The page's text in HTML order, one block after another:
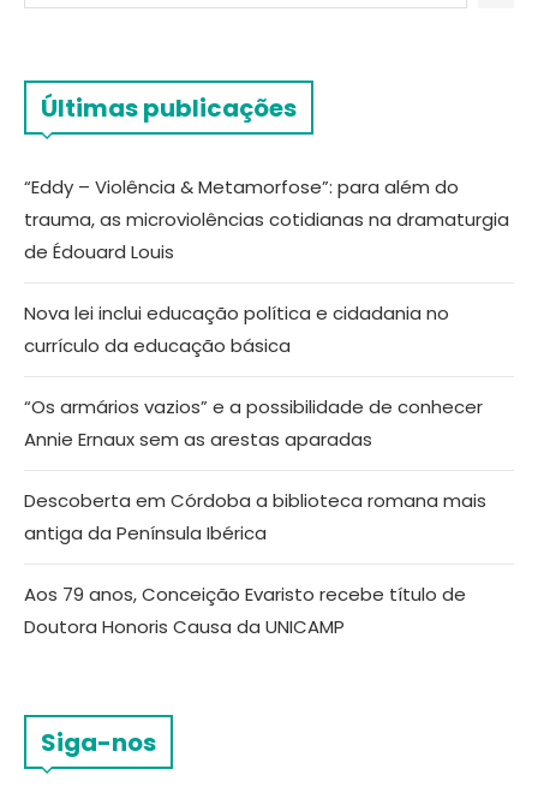
Últimas publicações
“Eddy – Violência & Metamorfose”: para além do
trauma, as microviolências cotidianas na dramaturgia
de Édouard Louis
Nova lei inclui educação política e cidadania no
currículo da educação básica
“Os armários vazios” e a possibilidade de conhecer
Annie Ernaux sem as arestas aparadas
Descoberta em Córdoba a biblioteca romana mais
antiga da Península Ibérica
Aos 79 anos, Conceição Evaristo recebe título de
Doutora Honoris Causa da UNICAMP
Siga-nos